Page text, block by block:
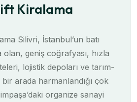
Kiralama
Silivri, İstanbul’un batı
olan, geniş coğrafyası, hızla
lojistik depoları ve tarım-
arada harmanlandığı çok
organize sanayi